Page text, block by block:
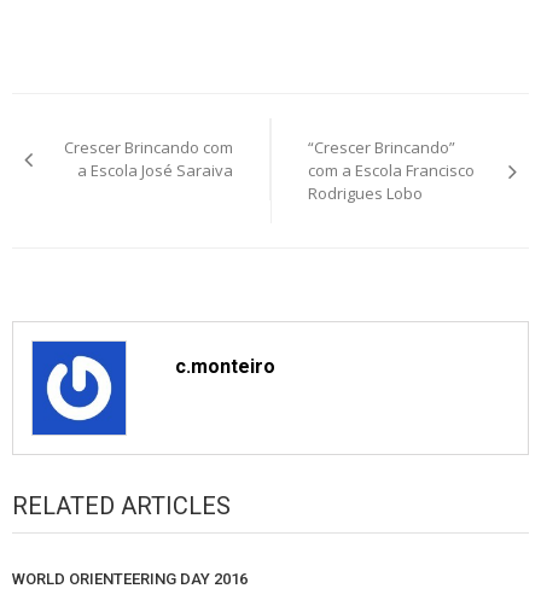
navigation
Crescer Brincando com
a Escola José Saraiva
“Crescer Brincando”
com a Escola Francisco
Rodrigues Lobo
c.monteiro
RELATED ARTICLES
WORLD ORIENTEERING DAY 2016